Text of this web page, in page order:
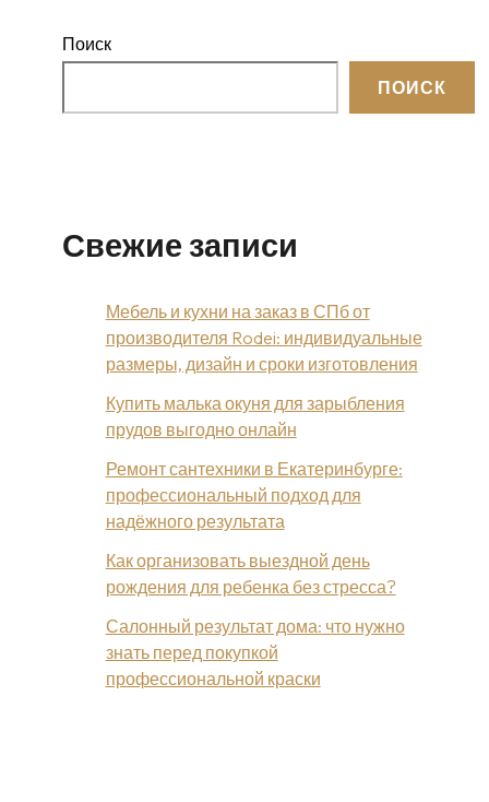
Поиск
ПОИСК
Свежие записи
Мебель и кухни на заказ в СПб от
производителя Rodei: индивидуальные
размеры, дизайн и сроки изготовления
Купить малька окуня для зарыбления
прудов выгодно онлайн
Ремонт сантехники в Екатеринбурге:
профессиональный подход для
надёжного результата
Как организовать выездной день
рождения для ребенка без стресса?
Салонный результат дома: что нужно
знать перед покупкой
профессиональной краски